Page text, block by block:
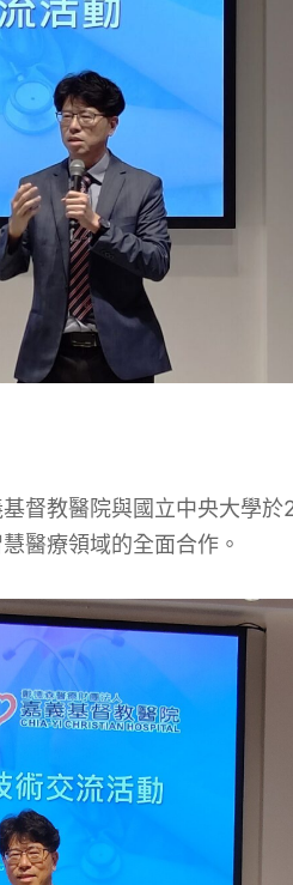
督教醫院與國立中央大學於
醫療領域的全面合作。